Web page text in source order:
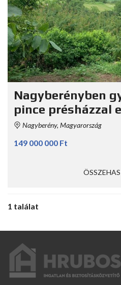
Nagyberényben
pince présházzal
Nagyberény, Magyarország
149 000 000 Ft
1 találat